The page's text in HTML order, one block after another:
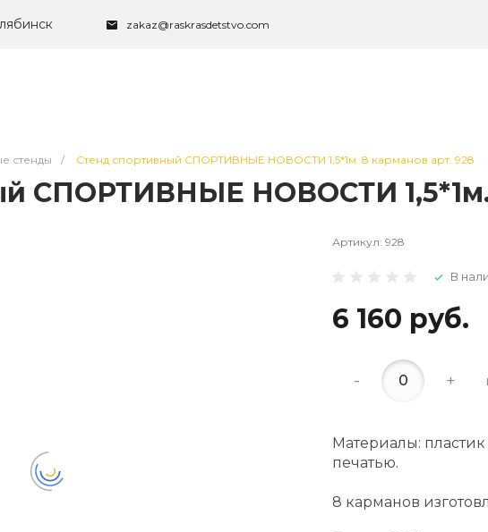
zakaz@raskrasdetstvo.com
стенды / Стенд спортивный СПОРТИВНЫЕ НОВОСТИ 1,5*1м. 8 карманов арт. 928
СПОРТИВНЫЕ НОВОСТИ 1,5*1м.
Артикул: 928
В
6 160 руб.
- +
Материалы:
печатью.
8 карманов